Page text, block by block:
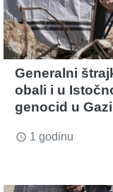
Generalni
obali i u
genocid u Gazi
access_time 1 godinu